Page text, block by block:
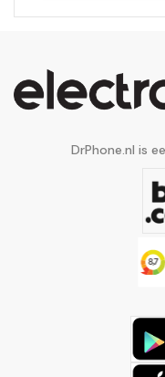
DrPhone.nl is